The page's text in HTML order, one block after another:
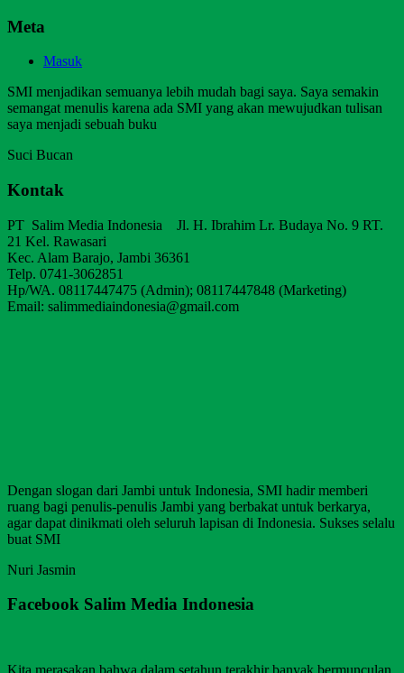
Meta
Masuk
SMI menjadikan semuanya lebih mudah bagi saya. Saya semakin
semangat menulis karena ada SMI yang akan mewujudkan tulisan
saya menjadi sebuah buku
Suci Bucan
Kontak
PT Salim Media Indonesia Jl. H. Ibrahim Lr. Budaya No. 9 RT.
21 Kel. Rawasari
Kec. Alam Barajo, Jambi 36361
Telp. 0741-3062851
Hp/WA. 08117447475 (Admin); 08117447848 (Marketing)
Email: salimmediaindonesia@gmail.com
Dengan slogan dari Jambi untuk Indonesia, SMI hadir memberi
ruang bagi penulis-penulis Jambi yang berbakat untuk berkarya,
agar dapat dinikmati oleh seluruh lapisan di Indonesia. Sukses selalu
buat SMI
Nuri Jasmin
Facebook Salim Media Indonesia